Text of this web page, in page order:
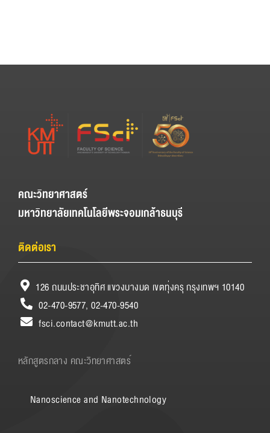
คณะวิทยาศาสตร์
มหาวิทยาลัยเทคโนโลยีพระจอมเกล้าธนบุรี
ติดต่อเรา
126 ถนนประชาอุทิศ แขวงบางมด เขตทุ่งครุ กรุงเทพฯ 10140
02-470-9577, 02-470-9540
fsci.contact@kmutt.ac.th
หลักสูตรกลาง คณะวิทยาศาสตร์
Nanoscience and Nanotechnology